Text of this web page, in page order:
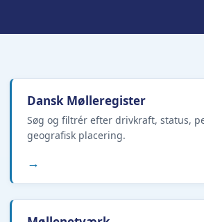
Dansk Mølleregister
Søg og filtrér efter drivkraft, status,
geografisk placering.
→